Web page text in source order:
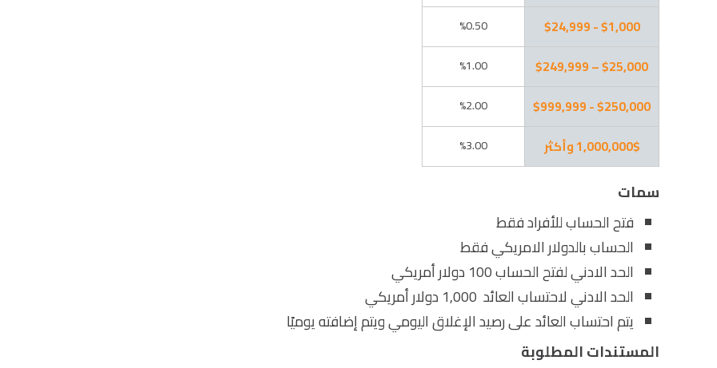
$1,000 - $24,999
%0.50
$25,000 – $249,999
%1.00
$250,000 - $999,999
%2.00
1,000,000$ وأكثر %3.00
سمات
فتح الحساب للأفراد فقط
الحساب بالدولار الامريكي فقط
الحد الادني لفتح الحساب 100 دولار أمريكي
الحد الادني لاحتساب العائد 1,000 دولار أمريكي
يتم احتساب العائد على رصيد الإغلاق اليومي ويتم إضافته يوميًا
المستندات المطلوبة